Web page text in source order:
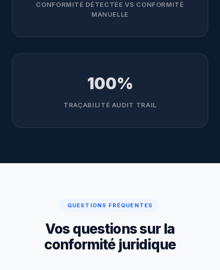
CONFORMITÉ DÉTECTÉE VS CONFORMITÉ
MANUELLE
100%
TRAÇABILITÉ AUDIT TRAIL
QUESTIONS FRÉQUENTES
Vos questions sur la
conformité juridique